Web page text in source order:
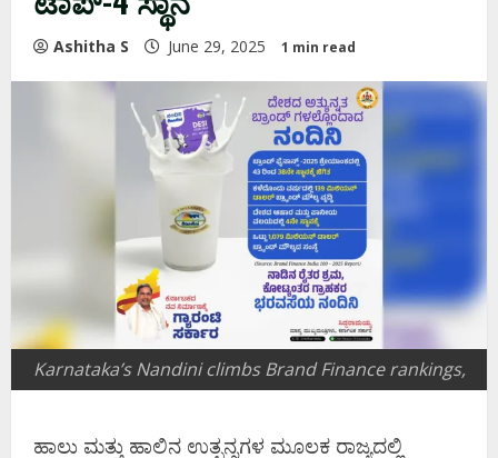
Ashitha S June 29, 2025 1 min read
Karnataka’s Nandini climbs Brand Finance rankings,
ಹಾಲು ಮತ್ತು ಹಾಲಿನ ಉತ್ಪನ್ನಗಳ ಮೂಲಕ ರಾಜ್ಯದಲ್ಲಿ